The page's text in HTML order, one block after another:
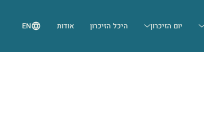
יום הזיכרון היכל הזיכרון אודות EN